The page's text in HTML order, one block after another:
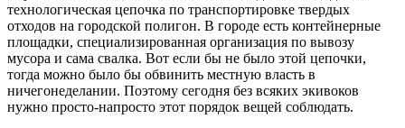
технологическая цепочка по транспортировке твердых
отходов на городской полигон. В городе есть контейнерные
площадки, специализированная организация по вывозу
мусора и сама свалка. Вот если бы не было этой цепочки,
тогда можно было бы обвинить местную власть в
ничегонеделании. Поэтому сегодня без всяких экивоков
нужно просто-напросто этот порядок вещей соблюдать.